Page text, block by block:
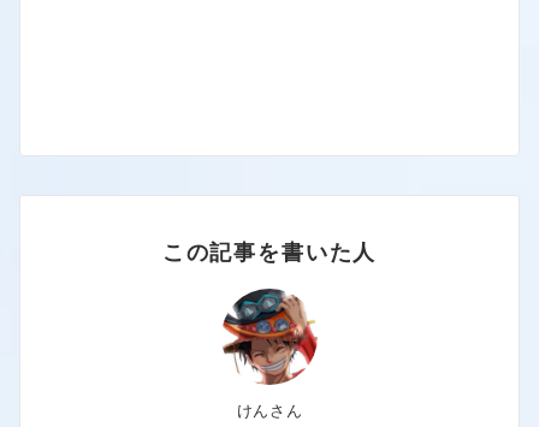
この記事を書いた人
けんさん